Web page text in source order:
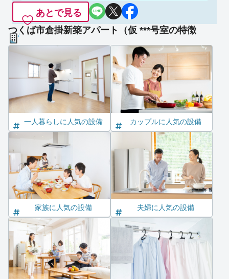
あとで見る
つくば市倉掛新築アパート（仮 ***号室の特徴
一人暮らしに人気の設備 カップルに人気の設備
家族に人気の設備 夫婦に人気の設備